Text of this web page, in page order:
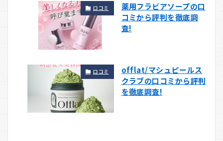
口コミ
薬用フラビアソープの口
コミから評判を徹底調
査!
口コミ
offlat/マシュピールス
クラブの口コミから評判
を徹底調査!